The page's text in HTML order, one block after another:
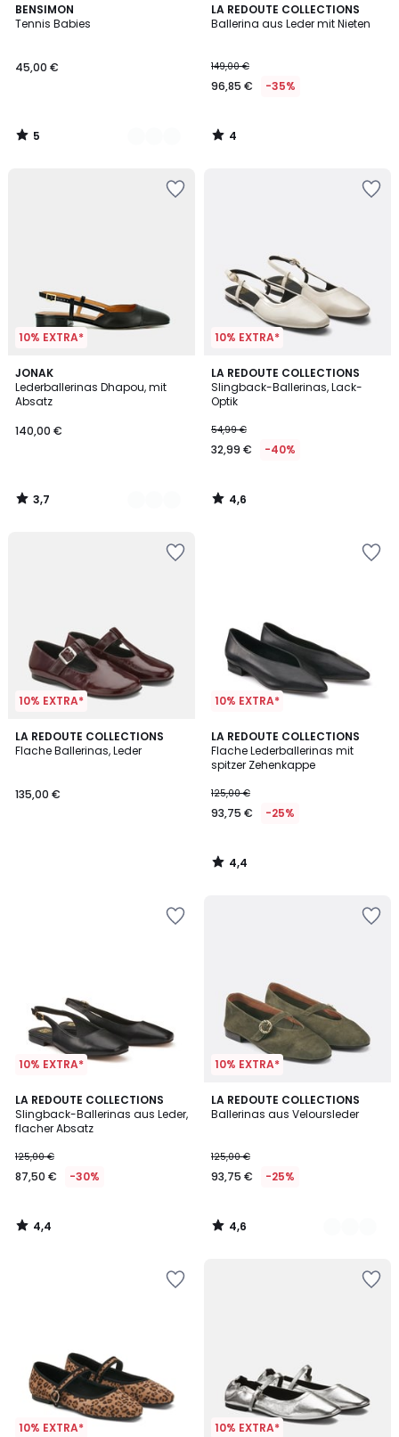
BENSIMON
Tennis Babies
45,00 €
5
/
3
Farben
5
/
LA REDOUTE COLLECTIONS
Ballerina aus Leder mit Nieten
149,00 €
96,85 € -35%
4
/
4
/
10% EXTRA*
JONAK
Lederballerinas Dhapou, mit
Absatz
140,00 €
3,7
/ 5
4
Farben
3,7
/
10% EXTRA*
LA REDOUTE COLLECTIONS
Slingback-Ballerinas, Lack-
Optik
54,99 €
32,99 € -40%
4,6
/ 5
4,6
/
10% EXTRA*
LA REDOUTE COLLECTIONS
Flache Ballerinas, Leder
135,00 €
10% EXTRA*
LA REDOUTE COLLECTIONS
Flache Lederballerinas mit
spitzer Zehenkappe
125,00 €
93,75 € -25%
4,4
/ 5
4,4
/
10% EXTRA*
LA REDOUTE COLLECTIONS
Slingback-Ballerinas aus Leder,
flacher Absatz
125,00 €
87,50 € -30%
4,4
/ 5
4,4
/
10% EXTRA*
LA REDOUTE COLLECTIONS
Ballerinas aus Veloursleder
125,00 €
93,75 € -25%
4,6
/ 5
2
Farben
4,6
/
10% EXTRA* 10% EXTRA*